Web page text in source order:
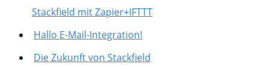
Stackfield mit Zapier+IFTTT
Hallo E-Mail-Integration!
Die Zukunft von Stackfield